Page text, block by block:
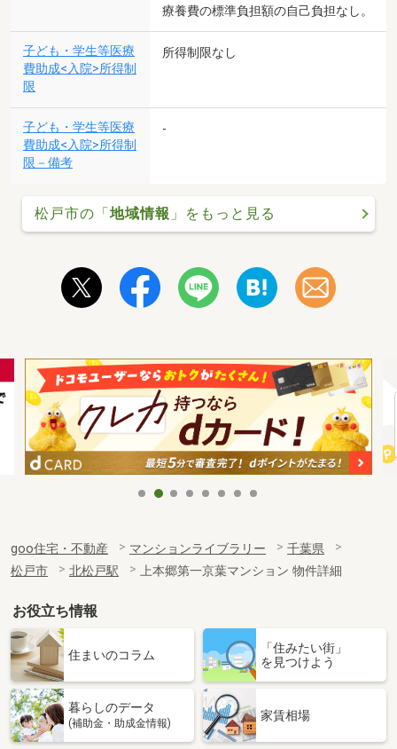
療養費の標準負担額の自己負担なし。
子ども・学生等医療
費助成<入院>所得制
限
所得制限なし
子ども・学生等医療
費助成<入院>所得制
限－備考
-
松戸市の「地域情報 」をもっと見る
goo住宅・不動産 マンションライブラリー
千葉県
松戸市
北松戸駅 上本郷第一京葉マンション 物件詳細
お役立ち情報
住まいのコラム
「住みたい街」
を見つけよう
暮らしのデータ
(補助金・助成金情報)
家賃相場